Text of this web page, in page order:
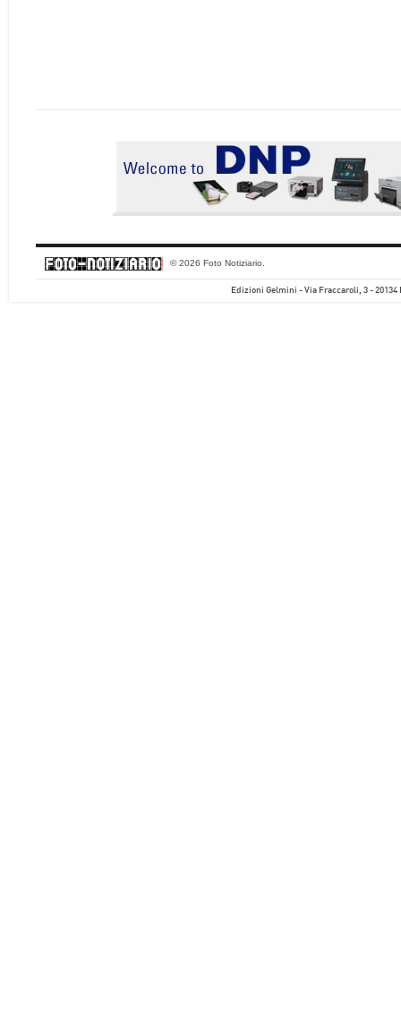
© 2026 Foto Notiziario.
Edizioni Gelmini - Via Fraccaroli, 3 - 20134